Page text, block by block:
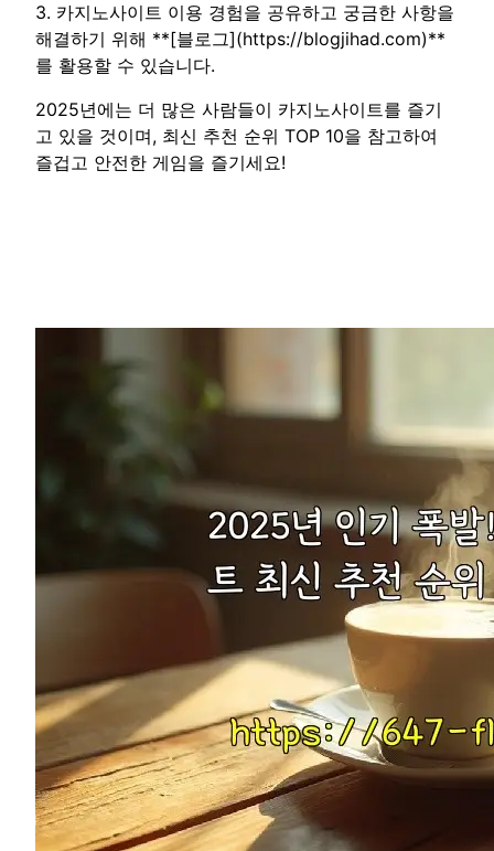
3. 카지노사이트 이용 경험을 공유하고 궁금한 사항을
해결하기 위해 **[블로그](https://blogjihad.com)**
를 활용할 수 있습니다.
2025년에는 더 많은 사람들이 카지노사이트를 즐기
고 있을 것이며, 최신 추천 순위 TOP 10을 참고하여
즐겁고 안전한 게임을 즐기세요!